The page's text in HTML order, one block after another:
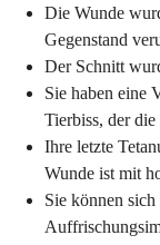
Die Wunde
Gegenstand
Der Schnitt
Sie haben eine
Tierbiss, der
Ihre letzte
Wunde ist mit
Sie können